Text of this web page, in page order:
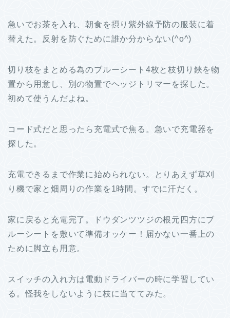
急いでお茶を入れ、朝食を摂り紫外線予防の服装に着
替えた。反射を防ぐために誰か分からない(^o^)
切り枝をまとめる為のブルーシート4枚と枝切り鋏を物
置から用意し、別の物置でヘッジトリマーを探した。
初めて使うんだよね。
コード式だと思ったら充電式で焦る。急いで充電器を
探した。
充電できるまで作業に始められない。とりあえず草刈
り機で家と畑周りの作業を1時間。すでに汗だく。
家に戻ると充電完了。ドウダンツツジの根元四方にブ
ルーシートを敷いて準備オッケー！届かない一番上の
ために脚立も用意。
スイッチの入れ方は電動ドライバーの時に学習してい
る。怪我をしないように枝に当ててみた。